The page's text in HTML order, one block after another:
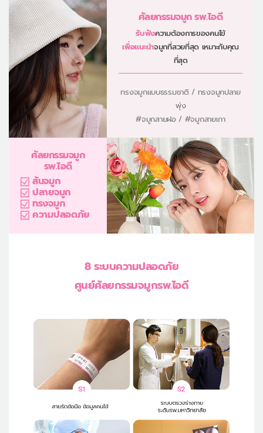
ศัลยกรรมจมูก รพ.ไอดี
รับฟังความต้องการของคนไข้
เพื่อแนะนำจมูกที่สวยที่สุด เหมาะกับคุณ
ที่สุด
ทรงจมูกแบบธรรมชาติ / ทรงจมูกปลาย
พุ่ง
#จมูกสายฝอ / #จมูกสายเกา
ศัลยกรรมจมูก
รพ.ไอดี
สันจมูก
ปลายจมูก
ทรงจมูก
ความปลอดภัย
8 ระบบความปลอดภัย
ศูนย์ศัลยกรรมจมูกรพ.ไอดี